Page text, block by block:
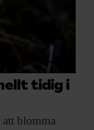
tidig i
att blomma